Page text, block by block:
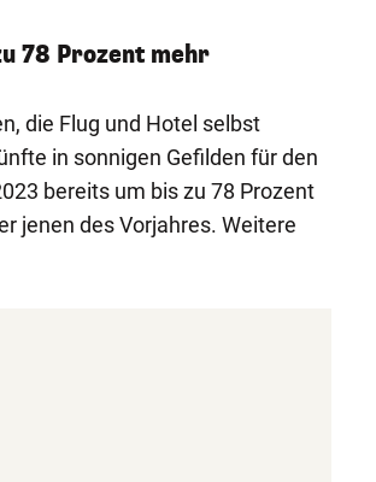
78 Prozent mehr
die Flug und Hotel selbst
in sonnigen Gefilden für den
bereits um bis zu 78 Prozent
jenen des Vorjahres. Weitere